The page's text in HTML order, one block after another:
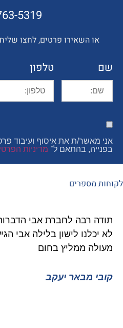
050-763-5319
פרטים, לחצו שליחה -
ת את איסוף ועיבוד פרטיי לצורך
בהתאם ל־מדיניות הפרטיותשל
לחברת אבי הדברות על
לישון בלילה אבי הגיע בדק
ממליץ בחום
יעקב